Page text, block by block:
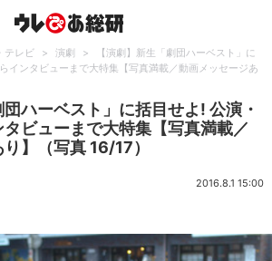
テレビ > 演劇 >
【演劇】新生「劇団ハーベスト」に
インタビューまで大特集【写真満載／動画メッセージあ
団ハーベスト」に括目せよ! 公演・
ビューまで大特集【写真満載／
】（写真 16/17）
2016.8.1 15:00